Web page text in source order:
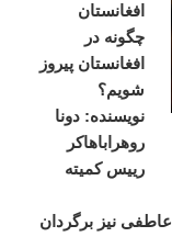
افغانستان
چگونه در
افغانستان پیروز
شویم؟
نویسنده:دونا
روهراباهاکر
رییس کمیته
عاطفی نیز برگردان